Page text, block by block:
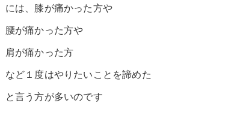
には、膝が痛かった方や
腰が痛かった方や
肩が痛かった方
など１度はやりたいことを諦めた
と言う方が多いのです